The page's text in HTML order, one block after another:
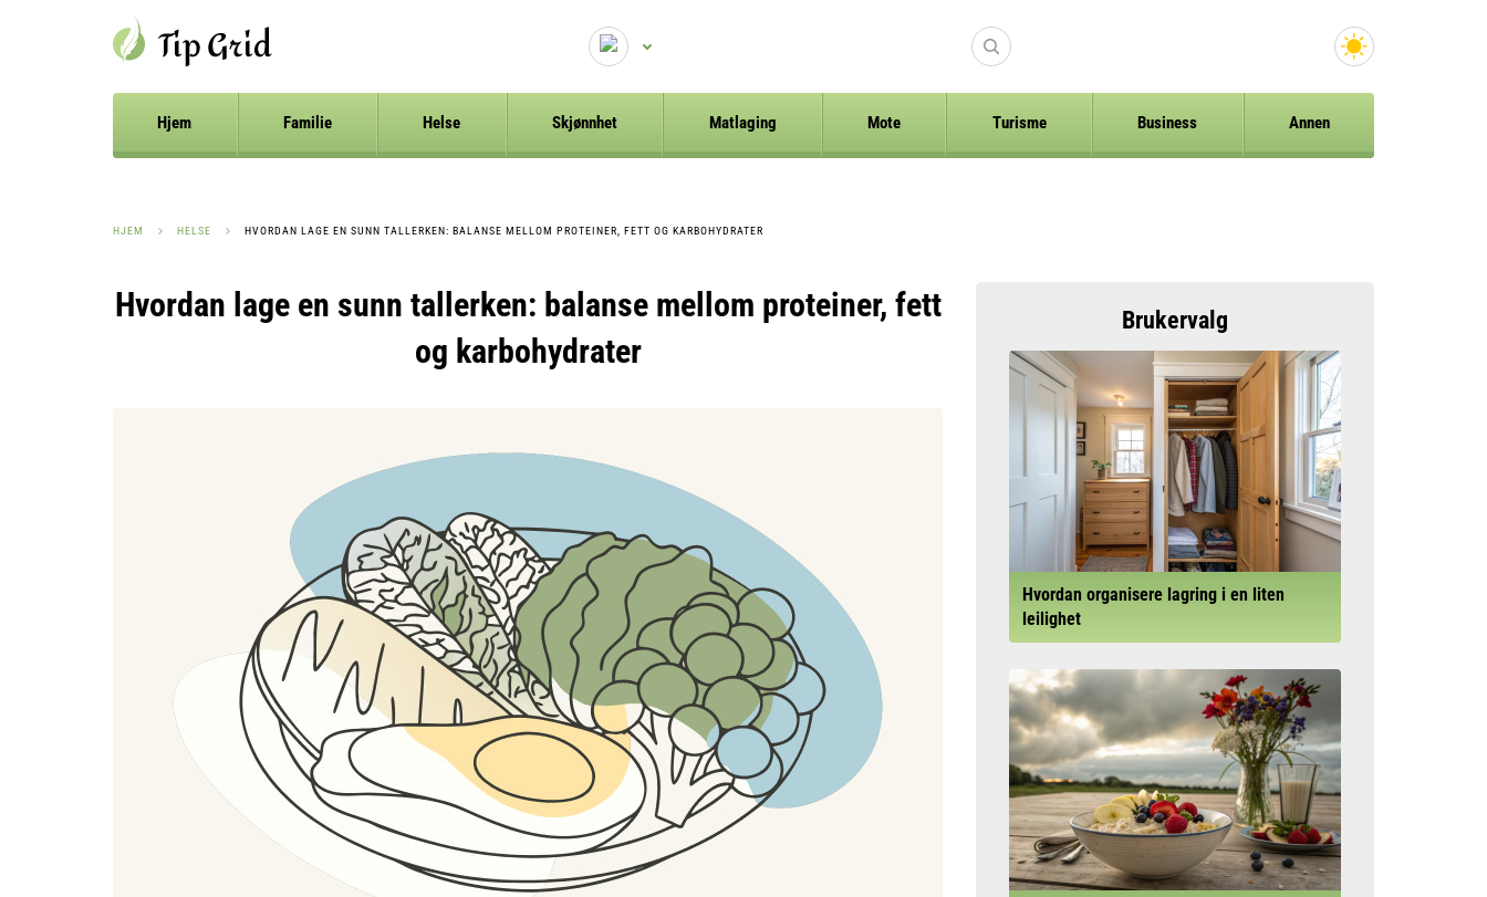
Hjem Familie Helse Skjønnhet Matlaging Mote Turisme Business Annen
HJEM HELSE HVORDAN LAGE EN SUNN TALLERKEN: BALANSE MELLOM PROTEINER, FETT OG KARBOHYDRATER
Hvordan lage en sunn tallerken: balanse mellom proteiner, fett
og karbohydrater
Brukervalg
Hvordan organisere lagring i en liten
leilighet